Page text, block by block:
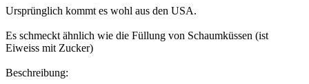
Ursprünglich kommt es wohl aus den USA.
Es schmeckt ähnlich wie die Füllung von Schaumküssen (ist
Eiweiss mit Zucker)
Beschreibung: